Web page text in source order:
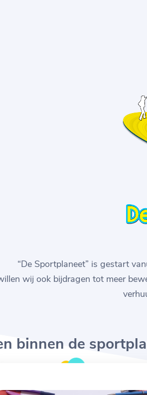
“De Sportplaneet” is gestart
wij ook bijdragen tot meer
binnen de